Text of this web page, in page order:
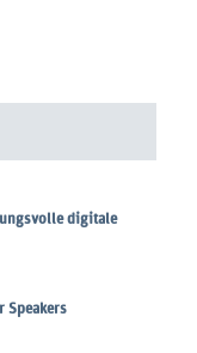
digitale
Speakers